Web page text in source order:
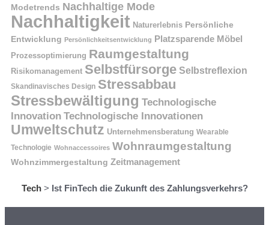
Modetrends Nachhaltige Mode
Nachhaltigkeit Naturerlebnis Persönliche
Entwicklung Persönlichkeitsentwicklung Platzsparende Möbel
Prozessoptimierung Raumgestaltung
Risikomanagement Selbstfürsorge Selbstreflexion
Skandinavisches Design Stressabbau
Stressbewältigung Technologische
Innovation Technologische Innovationen
Umweltschutz Unternehmensberatung Wearable
Technologie Wohnaccessoires Wohnraumgestaltung
Wohnzimmergestaltung Zeitmanagement
Tech> Ist FinTech die Zukunft des Zahlungsverkehrs?